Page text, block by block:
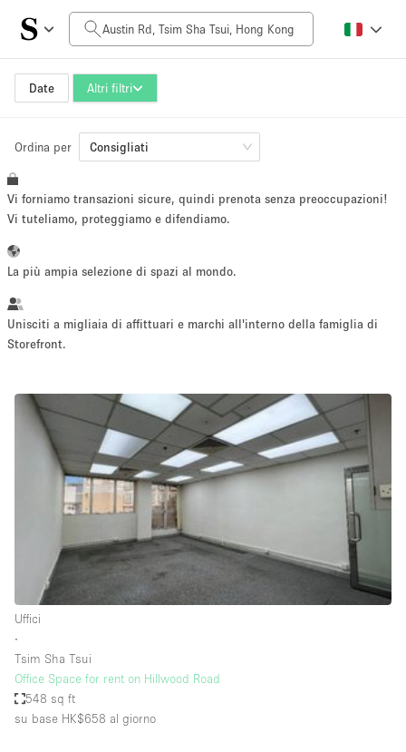
Date Altri filtri
Prezzo al giorno
HK$0
Dimensioni dello spazio
5000+ sq ft
~ 13 persone
artistico
Servizio
fotografico
Conferenza Meeting Ufficio
Acquista
Condividi
Tipo di spazio
Acquista Condividi
Atelier / Laboratorio
Ordina per Consigliati
Vi forniamo transazioni sicure, quindi prenota senza preoccupazioni!
Vi tuteliamo, proteggiamo e difendiamo.
La più ampia selezione di spazi al mondo.
Unisciti a migliaia di affittuari e marchi all'interno della famiglia di
Storefront.
Uffici
∙
Tsim Sha Tsui
Office Space for rent on Hillwood Road
548 sq ft
su base HK$658 al giorno